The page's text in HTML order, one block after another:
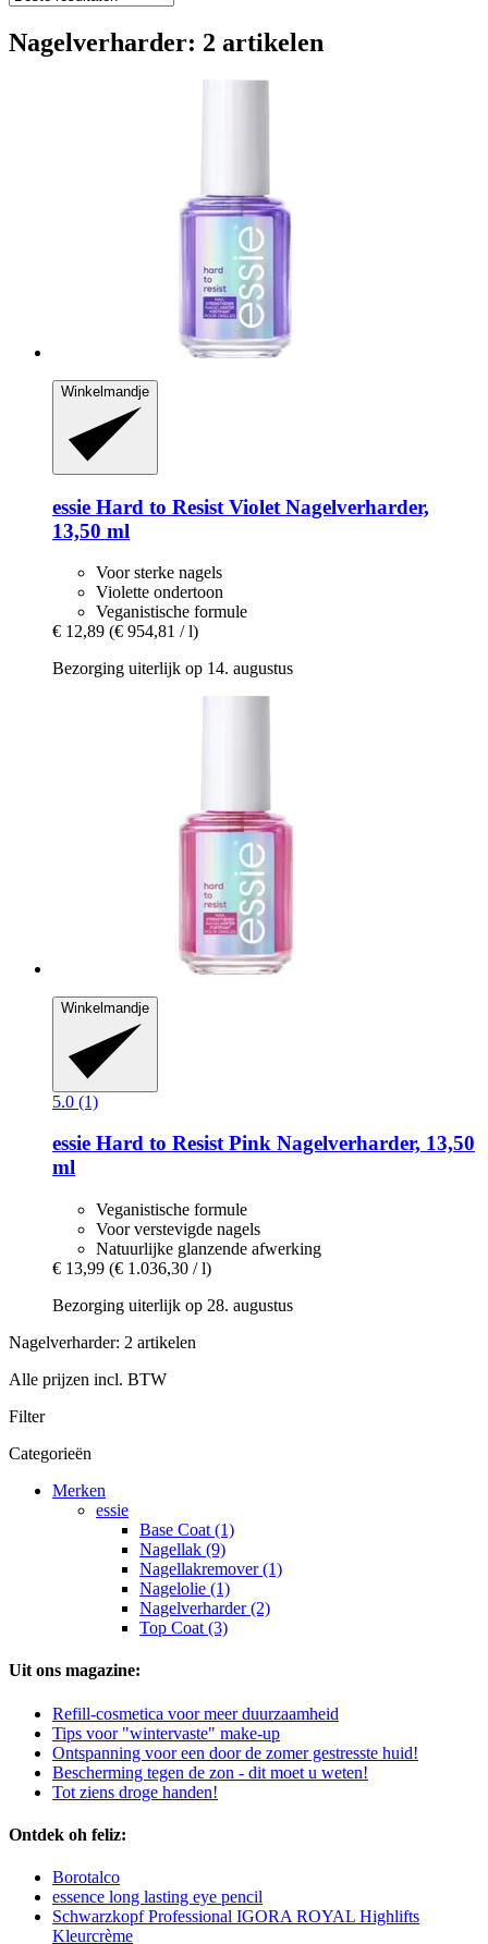
Nagelverharder: 2 artikelen
Winkelmandje
essie Hard to Resist Violet Nagelverharder,
13,50 ml
Voor sterke nagels
Violette ondertoon
Veganistische formule
€ 12,89 (€ 954,81 / l)
Bezorging uiterlijk op 14. augustus
Winkelmandje
5.0 (1)
essie Hard to Resist Pink Nagelverharder, 13,50
ml
Veganistische formule
Voor verstevigde nagels
Natuurlijke glanzende afwerking
€ 13,99 (€ 1.036,30 / l)
Bezorging uiterlijk op 28. augustus
Nagelverharder: 2 artikelen
Alle prijzen incl. BTW
Filter
Categorieën
Merken
essie
Base Coat (1)
Nagellak (9)
Nagellakremover (1)
Nagelolie (1)
Nagelverharder (2)
Top Coat (3)
Uit ons magazine:
Refill-cosmetica voor meer duurzaamheid
Tips voor "wintervaste" make-up
Ontspanning voor een door de zomer gestresste huid!
Bescherming tegen de zon - dit moet u weten!
Tot ziens droge handen!
Ontdek oh feliz:
Borotalco
essence long lasting eye pencil
Schwarzkopf Professional IGORA ROYAL Highlifts
Kleurcrème